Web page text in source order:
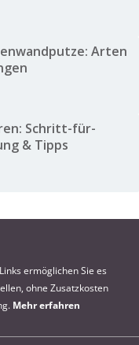
Arten
Schritt-für-
& Tipps
ermöglichen Sie es
ohne Zusatzkosten
Mehr erfahren